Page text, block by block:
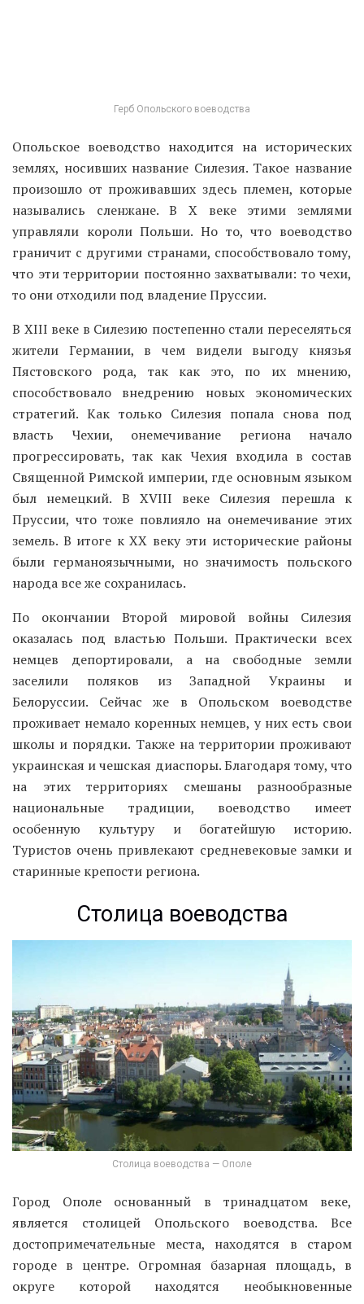
В XIII веке в Силезию постепенно стали переселяться
жители Германии, в чем видели выгоду князья
Пястовского рода, так как это, по их мнению,
способствовало внедрению новых экономических
стратегий. Как только Силезия попала снова под
власть Чехии, онемечивание региона начало
прогрессировать, так как Чехия входила в состав
Священной Римской империи, где основным языком
был немецкий. В XVIII веке Силезия перешла к
земель. В итоге к XX веку эти исторические районы
были германоязычными, но значимость польского
народа все же сохранилась.
По окончании Второй мировой войны Силезия
оказалась под властью Польши. Практически всех
немцев депортировали, а на свободные земли
заселили поляков из Западной Украины и
Белоруссии. Сейчас же в Опольском воеводстве
проживает немало коренных немцев, у них есть свои
школы и порядки. Также на территории проживают
украинская и чешская диаспоры. Благодаря тому, что
на этих территориях смешаны разнообразные
особенную культуру и богатейшую историю.
Туристов очень привлекают средневековые замки и
старинные крепости региона.
Столица воеводства
Город Ополе основанный в тринадцатом веке,
является столицей Опольского воеводства. Все
достопримечательные места, находятся в старом
городе в центре. Огромная базарная площадь, в
округе которой находятся необыкновенные
городские дома.
Кафедральный собор святого Креста, построенный в
готическом стиле. Интереснейшая ратуша,
построенная по примеру Palazzo Vecchio.
Любопытным для просмотра, является монастырь и
старинный храм, в нем находится пястовская
часовня, также там есть захоронение силезских
Пястов.
Любой турист может полюбоваться на красивейшую